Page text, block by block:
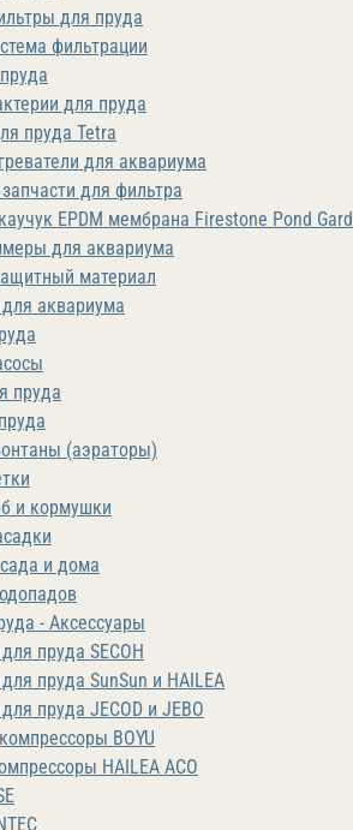
для пруда
фильтрации
для пруда
пруда Tetra
для аквариума
для фильтра
EPDM мембрана Firestone Pond Gard
для аквариума
материал
аквариума
пруда
(аэраторы)
и кормушки
и дома
- Аксессуары
пруда SECOH
пруда SunSun и HAILEA
пруда JECOD и JEBO
BOYU
HAILEA ACO